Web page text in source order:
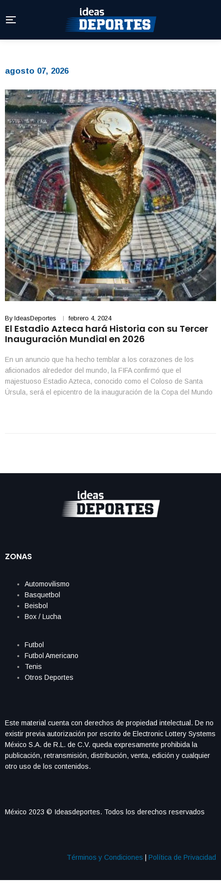
agosto 07, 2026
By IdeasDeportes febrero 4, 2024
El Estadio Azteca hará Historia con su Tercer
Inauguración Mundial en 2026
En un anuncio que ha hecho temblar a los corazones de los
aficionados alrededor del mundo, la FIFA confirmó que el
majestuoso Estadio Azteca, conocido como el Coloso de Santa
Úrsula, será el epicentro de la inauguración de la Copa del Mundo
ZONAS
Automovilismo
Basquetbol
Beisbol
Box / Lucha
Futbol
Futbol Americano
Tenis
Otros Deportes
Este material cuenta con derechos de propiedad intelectual. De no
existir previa autorización por escrito de Electronic Lottery Systems
México S.A. de R.L. de C.V. queda expresamente prohibida la
publicación, retransmisión, distribución, venta, edición y cualquier
otro uso de los contenidos.
México 2023 © Ideasdeportes. Todos los derechos reservados
Términos y Condiciones | Política de Privacidad